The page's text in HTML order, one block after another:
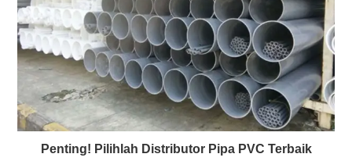
Penting! Pilihlah Distributor Pipa PVC Terbaik